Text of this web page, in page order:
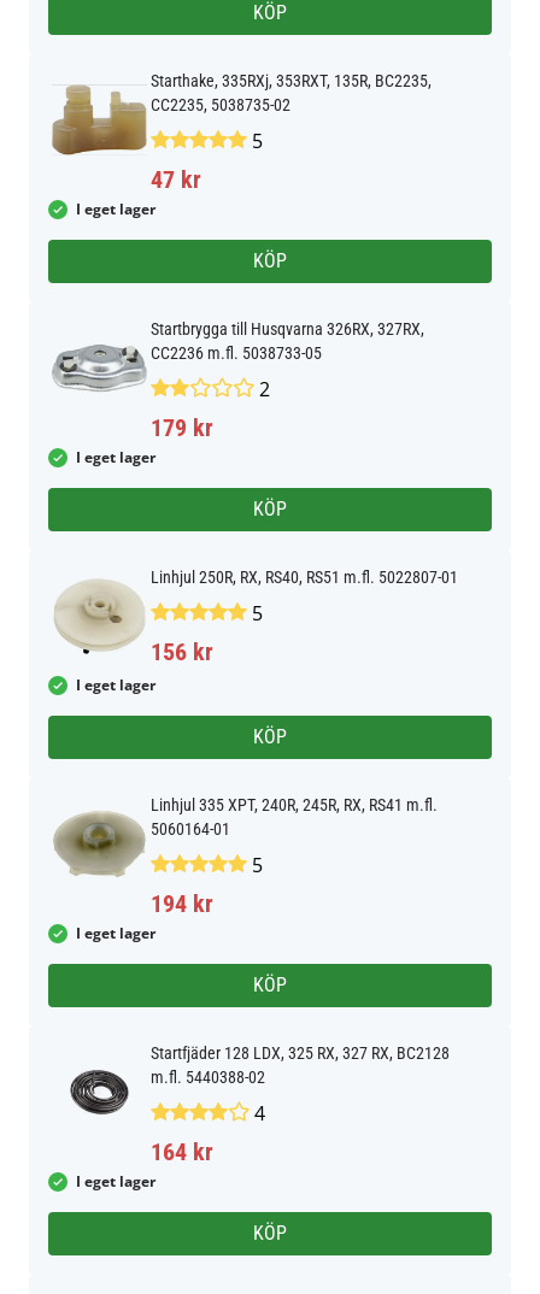
KÖP
Starthake, 335RXj, 353RXT, 135R, BC2235,
CC2235, 5038735-02
5
47 kr
I eget lager
KÖP
Startbrygga till Husqvarna 326RX, 327RX,
CC2236 m.fl. 5038733-05
2
179 kr
I eget lager
KÖP
Linhjul 250R, RX, RS40, RS51 m.fl. 5022807-01
5
156 kr
I eget lager
KÖP
Linhjul 335 XPT, 240R, 245R, RX, RS41 m.fl.
5060164-01
5
194 kr
I eget lager
KÖP
Startfjäder 128 LDX, 325 RX, 327 RX, BC2128
m.fl. 5440388-02
4
164 kr
I eget lager
KÖP